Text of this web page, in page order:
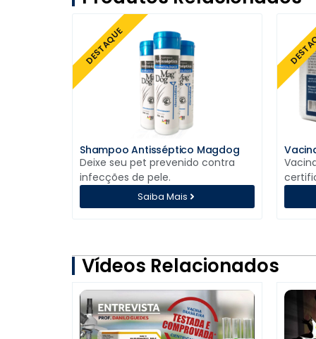
DESTAQUE
Saiba Mais
Shampoo Antisséptico Magdog
Deixe seu pet prevenido contra
infecções de pele.
Vídeos Relacionados